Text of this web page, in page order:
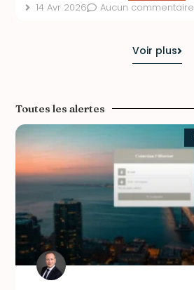
14 Avr 2026 Aucun commentaire
Voir plus
Toutes les alertes